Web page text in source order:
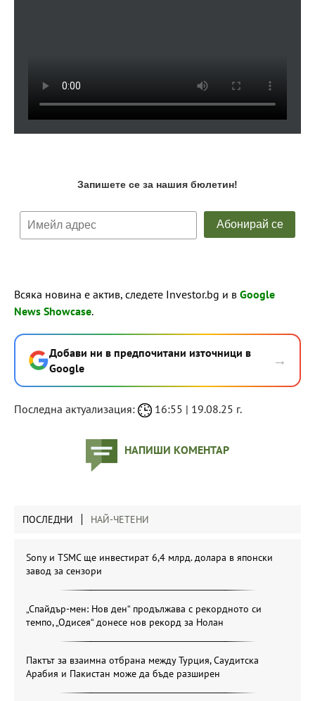
Всяка новина е актив, следете Investor.bg и в Google
News Showcase.
Добави ни в предпочитани източници в
Google
→
Последна актуализация: 16:55 | 19.08.25 г.
НАПИШИ КОМЕНТАР
ПОСЛЕДНИ НАЙ-ЧЕТЕНИ
Sony и TSMC ще инвестират 6,4 млрд. долара в японски
завод за сензори
„Спайдър-мен: Нов ден“ продължава с рекордното си
темпо, „Одисея“ донесе нов рекорд за Нолан
Пактът за взаимна отбрана между Турция, Саудитска
Арабия и Пакистан може да бъде разширен